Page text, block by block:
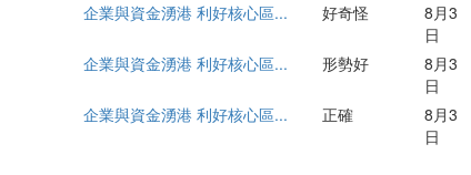
企業與資金湧港 利好核心區...
好奇怪
8月3
日
企業與資金湧港 利好核心區...
形勢好
8月3
日
企業與資金湧港 利好核心區...
正確
8月3
日